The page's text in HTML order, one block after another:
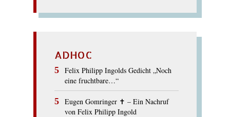
ADHOC
Felix Philipp Ingolds Gedicht „Noch
eine fruchtbare…“
Eugen Gomringer ✝︎ – Ein Nachruf
von Felix Philipp Ingold